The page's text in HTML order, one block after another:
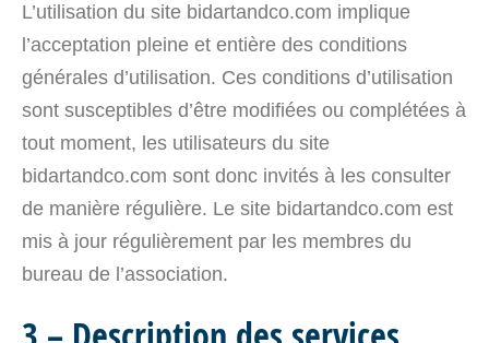
L’utilisation du site bidartandco.com implique
l’acceptation pleine et entière des conditions
générales d’utilisation. Ces conditions d’utilisation
sont susceptibles d’être modifiées ou complétées à
tout moment, les utilisateurs du site
bidartandco.com sont donc invités à les consulter
de manière régulière. Le site bidartandco.com est
mis à jour régulièrement par les membres du
bureau de l’association.